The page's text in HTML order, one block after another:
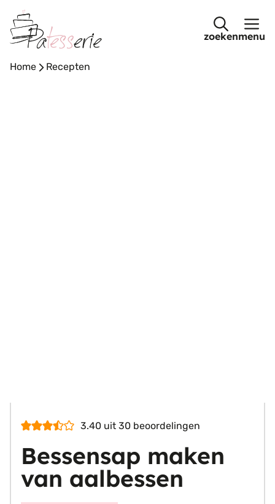
naar
de
menu
Home - Recepten
3.40 uit30 beoordelingen
Bessensap maken
van aalbessen